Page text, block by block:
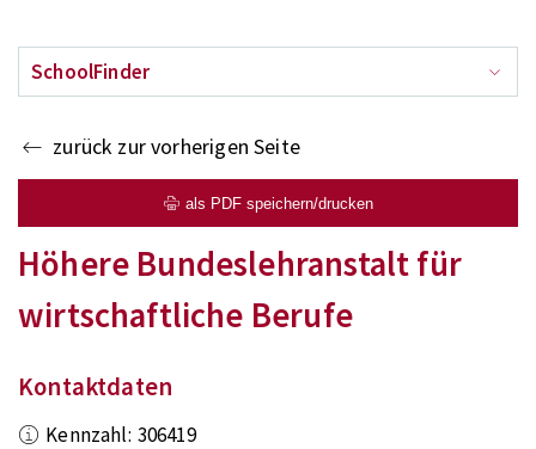
SchoolFinder
zurück zur vorherigen Seite
als PDF speichern/drucken
Höhere Bundeslehranstalt für
wirtschaftliche Berufe
Kontaktdaten
Kennzahl: 306419